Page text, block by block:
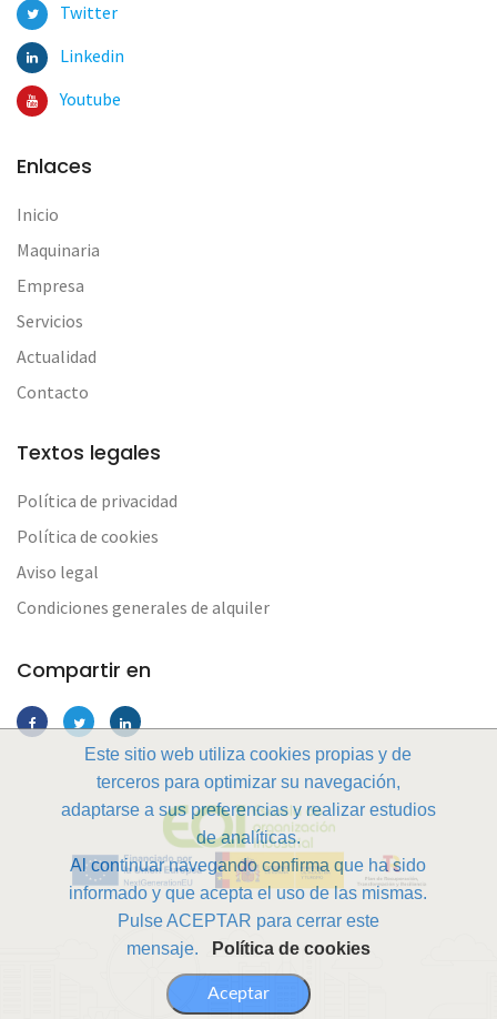
Este sitio web utiliza cookies propias y de
terceros para optimizar su navegación,
adaptarse a sus preferencias y realizar estudios
de analíticas.
Al continuar navegando confirma que ha sido
informado y que acepta el uso de las mismas.
Pulse ACEPTAR para cerrar este
mensaje.
Política de cookies
Twitter
Linkedin
Youtube
Enlaces
Inicio
Maquinaria
Empresa
Servicios
Actualidad
Contacto
Textos legales
Política de privacidad
Política de cookies
Aviso legal
Condiciones generales de alquiler
Compartir en